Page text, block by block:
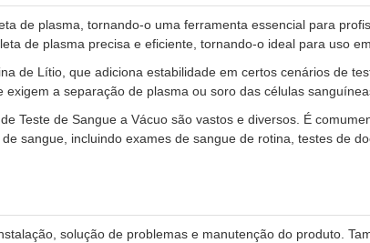
de plasma, tornando-o uma ferramenta essencial para
de plasma precisa e eficiente, tornando-o ideal para uso
de Lítio, que adiciona estabilidade em certos cenários de
a separação de plasma ou soro das células
Teste de Sangue a Vácuo são vastos e diversos. É
sangue, incluindo exames de sangue de rotina, testes de
solução de problemas e manutenção do produto.